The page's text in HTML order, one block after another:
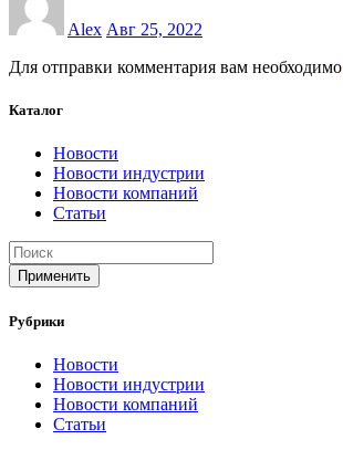
Alex Авг 25, 2022
Для отправки комментария вам необходимо
Каталог
Новости
Новости индустрии
Новости компаний
Статьи
Применить
Рубрики
Новости
Новости индустрии
Новости компаний
Статьи